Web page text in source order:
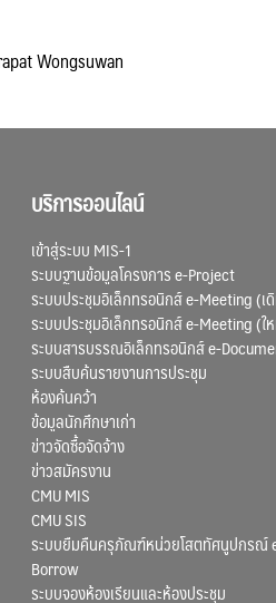
Wongsuwan
บริการออนไลน์
เข้าสู่ระบบ MIS-1
ระบบฐานข้อมูลโครงการ e-Project
ระบบประชุมอิเล็กทรอนิกส์ e-Meeting (เ
ระบบประชุมอิเล็กทรอนิกส์ e-Meeting (ใ
ระบบสารบรรณอิเล็กทรอนิกส์ e-
ระบบสืบค้นรายงานการประชุม
ห้องค้นคว้า
ข้อมูลนักศึกษาเก่า
ข่าวจัดซื้อจัดจ้าง
ข่าวสมัครงาน
CMU MIS
CMU SIS
ระบบยืมคืนครุภัณฑ์หน่วยโสตทัศนูปกรณ์
Borrow
ระบบจองห้องเรียนและห้องประชุม